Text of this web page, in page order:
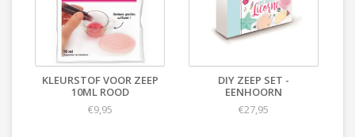
KLEURSTOF VOOR ZEEP
10ML ROOD
€9,95
DIY ZEEP SET -
EENHOORN
€27,95